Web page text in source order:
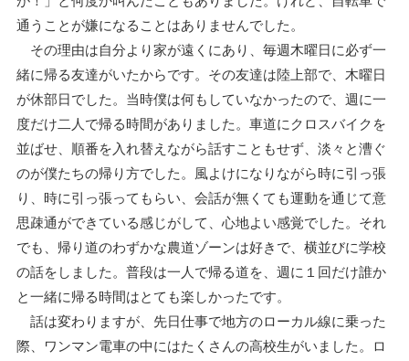
通うことが嫌になることはありませんでした。
その理由は自分より家が遠くにあり、毎週木曜日に必ず一
緒に帰る友達がいたからです。その友達は陸上部で、木曜日
が休部日でした。当時僕は何もしていなかったので、週に一
度だけ二人で帰る時間がありました。車道にクロスバイクを
並ばせ、順番を入れ替えながら話すこともせず、淡々と漕ぐ
のが僕たちの帰り方でした。風よけになりながら時に引っ張
り、時に引っ張ってもらい、会話が無くても運動を通じて意
思疎通ができている感じがして、心地よい感覚でした。それ
でも、帰り道のわずかな農道ゾーンは好きで、横並びに学校
の話をしました。普段は一人で帰る道を、週に１回だけ誰か
と一緒に帰る時間はとても楽しかったです。
話は変わりますが、先日仕事で地方のローカル線に乗った
際、ワンマン電車の中にはたくさんの高校生がいました。ロ